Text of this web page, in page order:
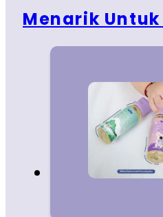
Menarik